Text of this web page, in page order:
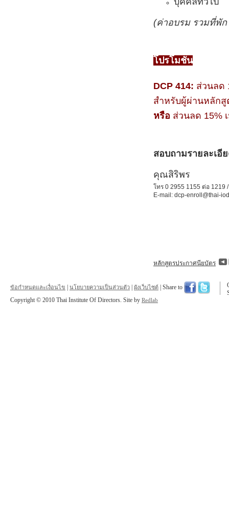
(ค่าอบรม รวมที่พัก
โปรโมชั่น
DCP 414: ส่วนลด
สำหรับผู้ผ่านหลักสู
หรือ ส่วนลด 15%
สอบถามรายละเอี
คุณสิริพร
โทร 0 2955 1155 ต่อ 1219
E-mail: dcp-enroll@thai-
หลักสูตรประกาศนียบัตร
ข้อกำหนดและเงื่อนไข | นโยบายความเป็นส่วนตัว | ผังเว็บไซต์ | Share to
Copyright © 2010 Thai Institute Of Directors. Site by Redlab